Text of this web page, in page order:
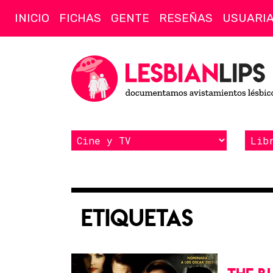
INICIO FICHAS GENTE RESEÑAS
Etiquetas